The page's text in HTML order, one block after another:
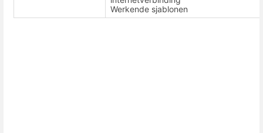
Werkende sjablonen